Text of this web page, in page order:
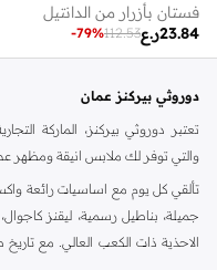
فستان بأزرار من الدانتيل
ر.ع23.84
112.53
-79%
دوروثي بيركنز عمان
تعتبر دوروثي بيركنز، الماركة
والتي توفر لك ملابس انيقة ومظهر
تألقي كل يوم مع اساسيات رائعة
جميلة، بناطيل رسمية، ليقنز
الاحذية ذات الكعب العالي. مع